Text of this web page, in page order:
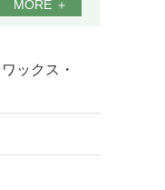
MORE ＋
ックス・